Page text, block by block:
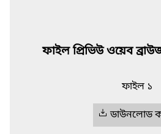
ফাইল প্রিভিউ ওয়েব
ফাইল ১
ডাউনলোড